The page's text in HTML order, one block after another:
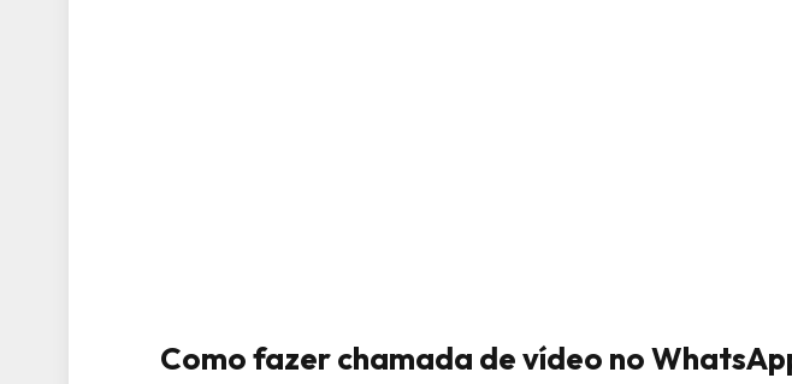
Como fazer chamada de vídeo no